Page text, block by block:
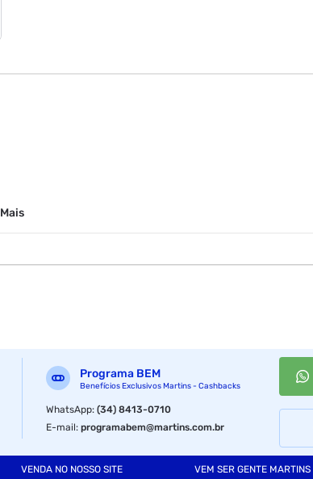
Mais
Programa BEM
Benefícios Exclusivos Martins - Cashbacks
WhatsApp:(34) 8413-0710
E-mail:programabem@martins.com.br
VENDA NO NOSSO SITE VEM SER GENTE MARTINS